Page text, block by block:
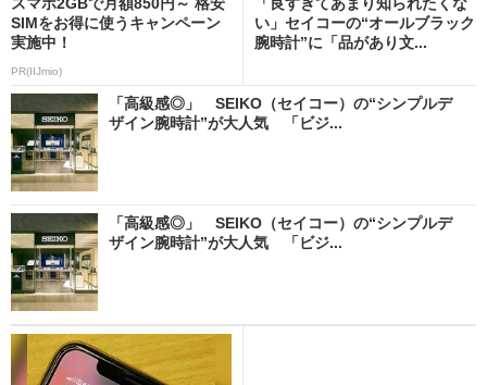
SIMをお得に使うキャンペーン
実施中！
PR(IIJmio)
い」セイコーの“オールブラック
腕時計”に「品があり文...
「高級感◎」 SEIKO（セイコー）の“シンプルデ
ザイン腕時計”が大人気 「ビジ...
「高級感◎」 SEIKO（セイコー）の“シンプルデ
ザイン腕時計”が大人気 「ビジ...